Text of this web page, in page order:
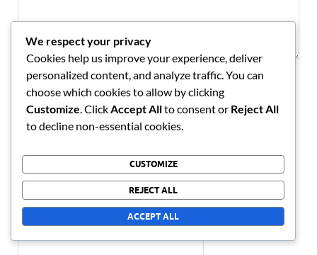
NAME
We respect your privacy
Cookies help us improve your experience, deliver
personalized content, and analyze traffic. You can
choose which cookies to allow by clicking
Customize . Click Accept Allto consent or Reject All
to decline non-essential cookies.
CUSTOMIZE
REJECT ALL
ACCEPT ALL